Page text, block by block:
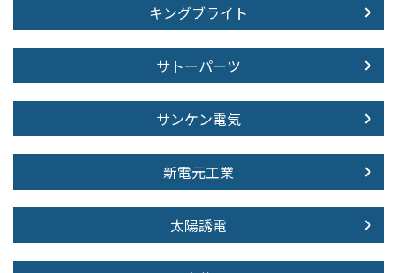
キングブライト
サトーパーツ
サンケン電気
新電元工業
太陽誘電